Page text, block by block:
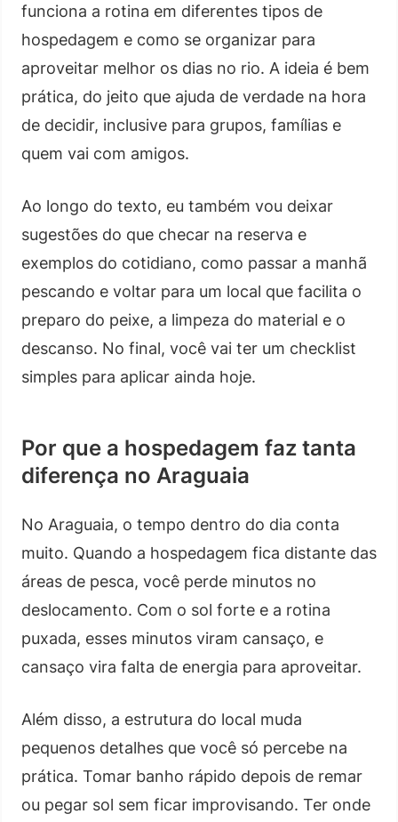
funciona a rotina em diferentes tipos de
hospedagem e como se organizar para
aproveitar melhor os dias no rio. A ideia é bem
prática, do jeito que ajuda de verdade na hora
de decidir, inclusive para grupos, famílias e
quem vai com amigos.
Ao longo do texto, eu também vou deixar
sugestões do que checar na reserva e
exemplos do cotidiano, como passar a manhã
pescando e voltar para um local que facilita o
preparo do peixe, a limpeza do material e o
descanso. No final, você vai ter um checklist
simples para aplicar ainda hoje.
Por que a hospedagem faz tanta
diferença no Araguaia
No Araguaia, o tempo dentro do dia conta
muito. Quando a hospedagem fica distante das
áreas de pesca, você perde minutos no
deslocamento. Com o sol forte e a rotina
puxada, esses minutos viram cansaço, e
cansaço vira falta de energia para aproveitar.
Além disso, a estrutura do local muda
pequenos detalhes que você só percebe na
prática. Tomar banho rápido depois de remar
ou pegar sol sem ficar improvisando. Ter onde